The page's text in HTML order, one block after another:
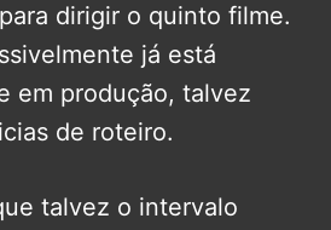
para dirigir o quinto filme.
já está
em produção, talvez
de roteiro.
talvez o intervalo